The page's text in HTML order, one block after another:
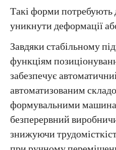
Такі форми потребують
уникнути деформації
Завдяки стабільному
функціям
забезпечує
автоматизованим
формувальними
безперервний
знижуючи